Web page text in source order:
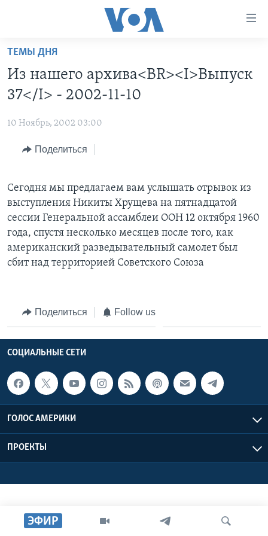
Перейти
основной
контент
навигации
ПРОГРАММЫ
НОВОСТИ ЗА МИНУТУ
ИТОГИ
ДИСКУССИЯ VOA
ДЕТАЛИ
НЬЮ-ЙОРК NEW YORK
АМЕРИКА. БОЛЬШОЕ ПУТЕШЕСТВИЕ
УЧИМ АНГЛИЙСКИЙ
НАША АМЕРИКАНСКАЯ ИСТОРИЯ
АРТЕФАКТЫ
АМЕРИКАНСКИЕ ГОРОДКИ
ТЕСТЫ
ЭКСПЕРТИЗА
ИНТЕРВЬЮ
ЗА СВОБОДУ ПРЕССЫ
УЧИМ АНГЛИЙСКИЙ
ВИДЕО
ПОДПИСКА НА НОВОСТИ
Языки
ЭФИР
ТЕМЫ ДНЯ
Из нашего архива<BR><I>Выпуск
37</I> - 2002-11-10
10 Ноябрь, 2002 03:00
Поделиться
Сегодня мы предлагаем вам услышать отрывок из
выступления Никиты Хрущева на пятнадцатой
сессии Генеральной ассамблеи ООН 12 октября 1960
года, спустя несколько месяцев после того, как
американский разведывательный самолет был
сбит над территорией Советского Союза
Поделиться Follow us
СОЦИАЛЬНЫЕ СЕТИ
ГОЛОС АМЕРИКИ
ПРОЕКТЫ